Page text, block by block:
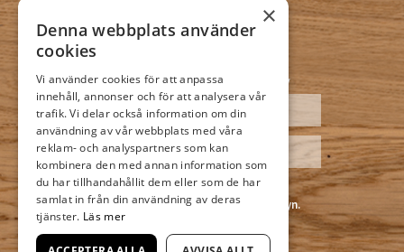
PRENUMERERA PÅ VÅRT NYHETSBREV
Jag godkänner att ni hanterar mina
personuppgifter enligt integritetspolicyn.
Integritetspolicy
×
Denna webbplats använder
cookies
Vi använder cookies för att anpassa
innehåll, annonser och för att analysera vår
trafik. Vi delar också information om din
användning av vår webbplats med våra
reklam- och analyspartners som kan
kombinera den med annan information som
du har tillhandahållit dem eller som de har
samlat in från din användning av deras
tjänster. Läs mer